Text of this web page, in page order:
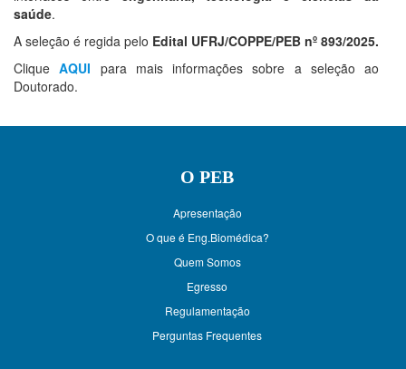
saúde.
A seleção é regida pelo Edital UFRJ/COPPE/PEB nº 893/2025.
CliqueAQUI para mais informações sobre a seleção ao
Doutorado.
O PEB
Apresentação
O que é Eng.Biomédica?
Quem Somos
Egresso
Regulamentação
Perguntas Frequentes